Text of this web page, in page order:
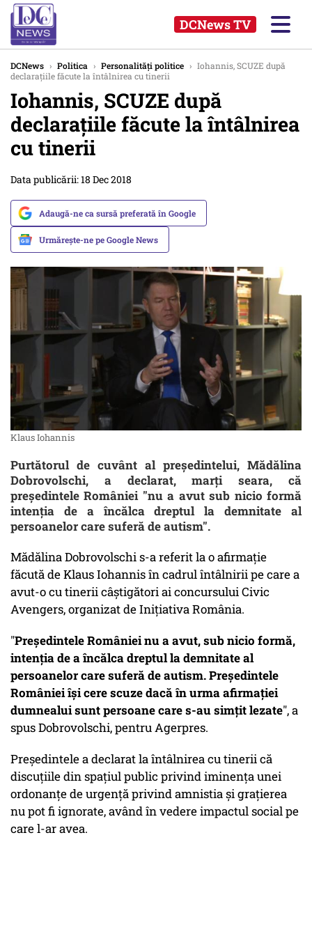
DCNews TV
DCNews › Politica › Personalități politice › Iohannis, SCUZE după
declarațiile făcute la întâlnirea cu tinerii
Iohannis, SCUZE după
declarațiile făcute la întâlnirea
cu tinerii
Data publicării: 18 Dec 2018
Adaugă-ne ca sursă preferată în Google
Urmărește-ne pe Google News
Klaus Iohannis
Purtătorul de cuvânt al preşedintelui, Mădălina
Dobrovolschi, a declarat, marţi seara, că
președintele României "nu a avut sub nicio formă
intenţia de a încălca dreptul la demnitate al
persoanelor care suferă de autism".
Mădălina Dobrovolschi s-a referit la o afirmaţie
făcută de Klaus Iohannis în cadrul întâlnirii pe care a
avut-o cu tinerii câştigători ai concursului Civic
Avengers, organizat de Iniţiativa România.
"Preşedintele României nu a avut, sub nicio formă,
intenţia de a încălca dreptul la demnitate al
persoanelor care suferă de autism. Preşedintele
României îşi cere scuze dacă în urma afirmaţiei
dumnealui sunt persoane care s-au simţit lezate", a
spus Dobrovolschi, pentru Agerpres.
Preşedintele a declarat la întâlnirea cu tinerii că
discuţiile din spaţiul public privind iminenţa unei
ordonanţe de urgenţă privind amnistia şi graţierea
nu pot fi ignorate, având în vedere impactul social pe
care l-ar avea.